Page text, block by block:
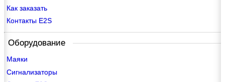
Как заказать
Контакты E2S
Оборудование
Маяки
Сигнализаторы